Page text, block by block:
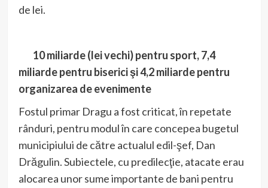
de lei.
10 miliarde(lei vechi)pentru sport, 7,4
miliarde pentru biserici şi 4,2 miliarde pentru
organizarea de evenimente
Fostul primar Dragu a fost criticat, în repetate
rânduri, pentru modul în care concepea bugetul
municipiului de către actualul edil-şef, Dan
Drăgulin. Subiectele, cu predilecţie, atacate erau
alocarea unor sume importante de bani pentru